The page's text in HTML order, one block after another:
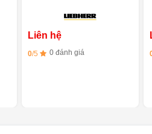
Liên hệ
0/5 0 đánh giá